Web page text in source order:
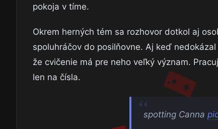
pokoja v tíme.
Okrem herných tém sa rozhovor dotkol aj
spoluhráčov do posilňovne. Aj keď
že cvičenie má pre neho veľký význam.
len na čísla.
spotting Canna